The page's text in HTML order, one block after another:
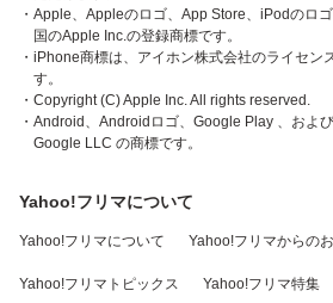
・Apple、Appleのロゴ、App Store、iPodのロ
国のApple Inc.の登録商標です。
・iPhone商標は、アイホン株式会社のライセン
す。
・Copyright (C) Apple Inc. All rights reserved.
・Android、Androidロゴ、Google Play 、およ
Google LLC の商標です。
Yahoo!フリマについて
Yahoo!フリマについて Yahoo!フリマからの
Yahoo!フリマトピックス Yahoo!フリマ特集